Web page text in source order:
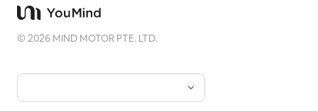
©2026 MIND MOTOR PTE. LTD.